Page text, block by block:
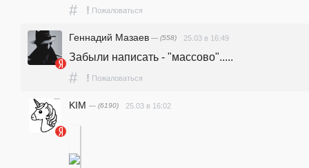
# ! Пожаловаться
Геннадий Мазаев — (558) 25.03 в 16:49
Забыли написать - "массово".....
# ! Пожаловаться
KIM — (6190) 25.03 в 16:02